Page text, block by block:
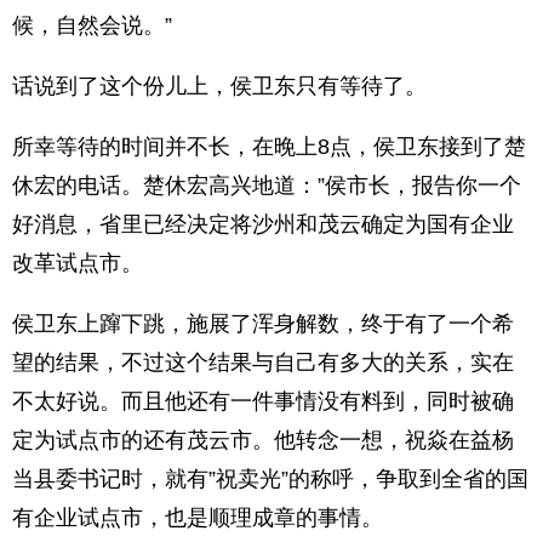
候，自然会说。”
话说到了这个份儿上，侯卫东只有等待了。
所幸等待的时间并不长，在晚上8点，侯卫东接到了楚
休宏的电话。楚休宏高兴地道：”侯市长，报告你一个
好消息，省里已经决定将沙州和茂云确定为国有企业
改革试点市。
侯卫东上蹿下跳，施展了浑身解数，终于有了一个希
望的结果，不过这个结果与自己有多大的关系，实在
不太好说。而且他还有一件事情没有料到，同时被确
定为试点市的还有茂云市。他转念一想，祝焱在益杨
当县委书记时，就有”祝卖光”的称呼，争取到全省的国
有企业试点市，也是顺理成章的事情。